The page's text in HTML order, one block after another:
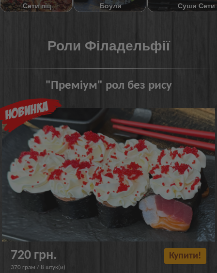
Сети піц Боули Суши Сети
Роли Філадельфії
"Преміум" рол без рису
720 грн.
370 грам / 8 штук(и)
Купити!